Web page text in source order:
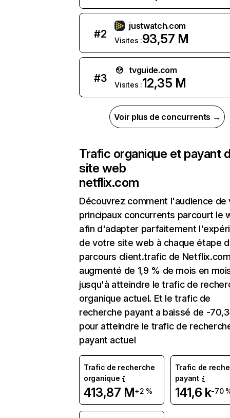
#2
justwatch.com
Visites :93,57 M
#3
tvguide.com
Visites :12,35 M
Voir plus de concurrents →
Trafic organique et payant
site web
netflix.com
Découvrez comment l'audience de
principaux concurrents parcourt le
afin d'adapter parfaitement
de votre site web à chaque étape
parcours client.trafic de
augmenté de 1,9 % de mois en
jusqu'à atteindre le trafic de
organique actuel. Et le trafic de
recherche payant a baissé de -
pour atteindre le trafic de
payant actuel
Trafic de recherche
organique
413,87 M+2 %
Trafic de
payant
141,6 k-70